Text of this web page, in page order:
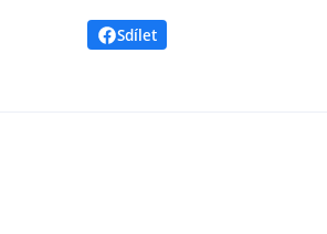
Sdílet